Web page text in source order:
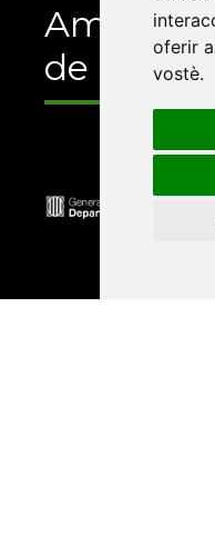
oferir
vostè.
Amb el
de